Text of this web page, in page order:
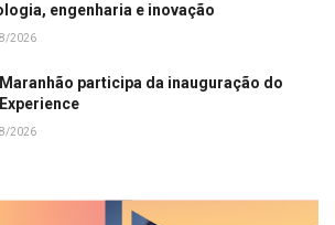
engenharia e inovação
2026
Maranhão participa da inauguração do
2026